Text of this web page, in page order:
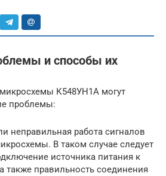
и способы их
К548УН1А могут
проблемы:
неправильная работа сигналов
В таком случае следует
источника питания к
также правильность соединения